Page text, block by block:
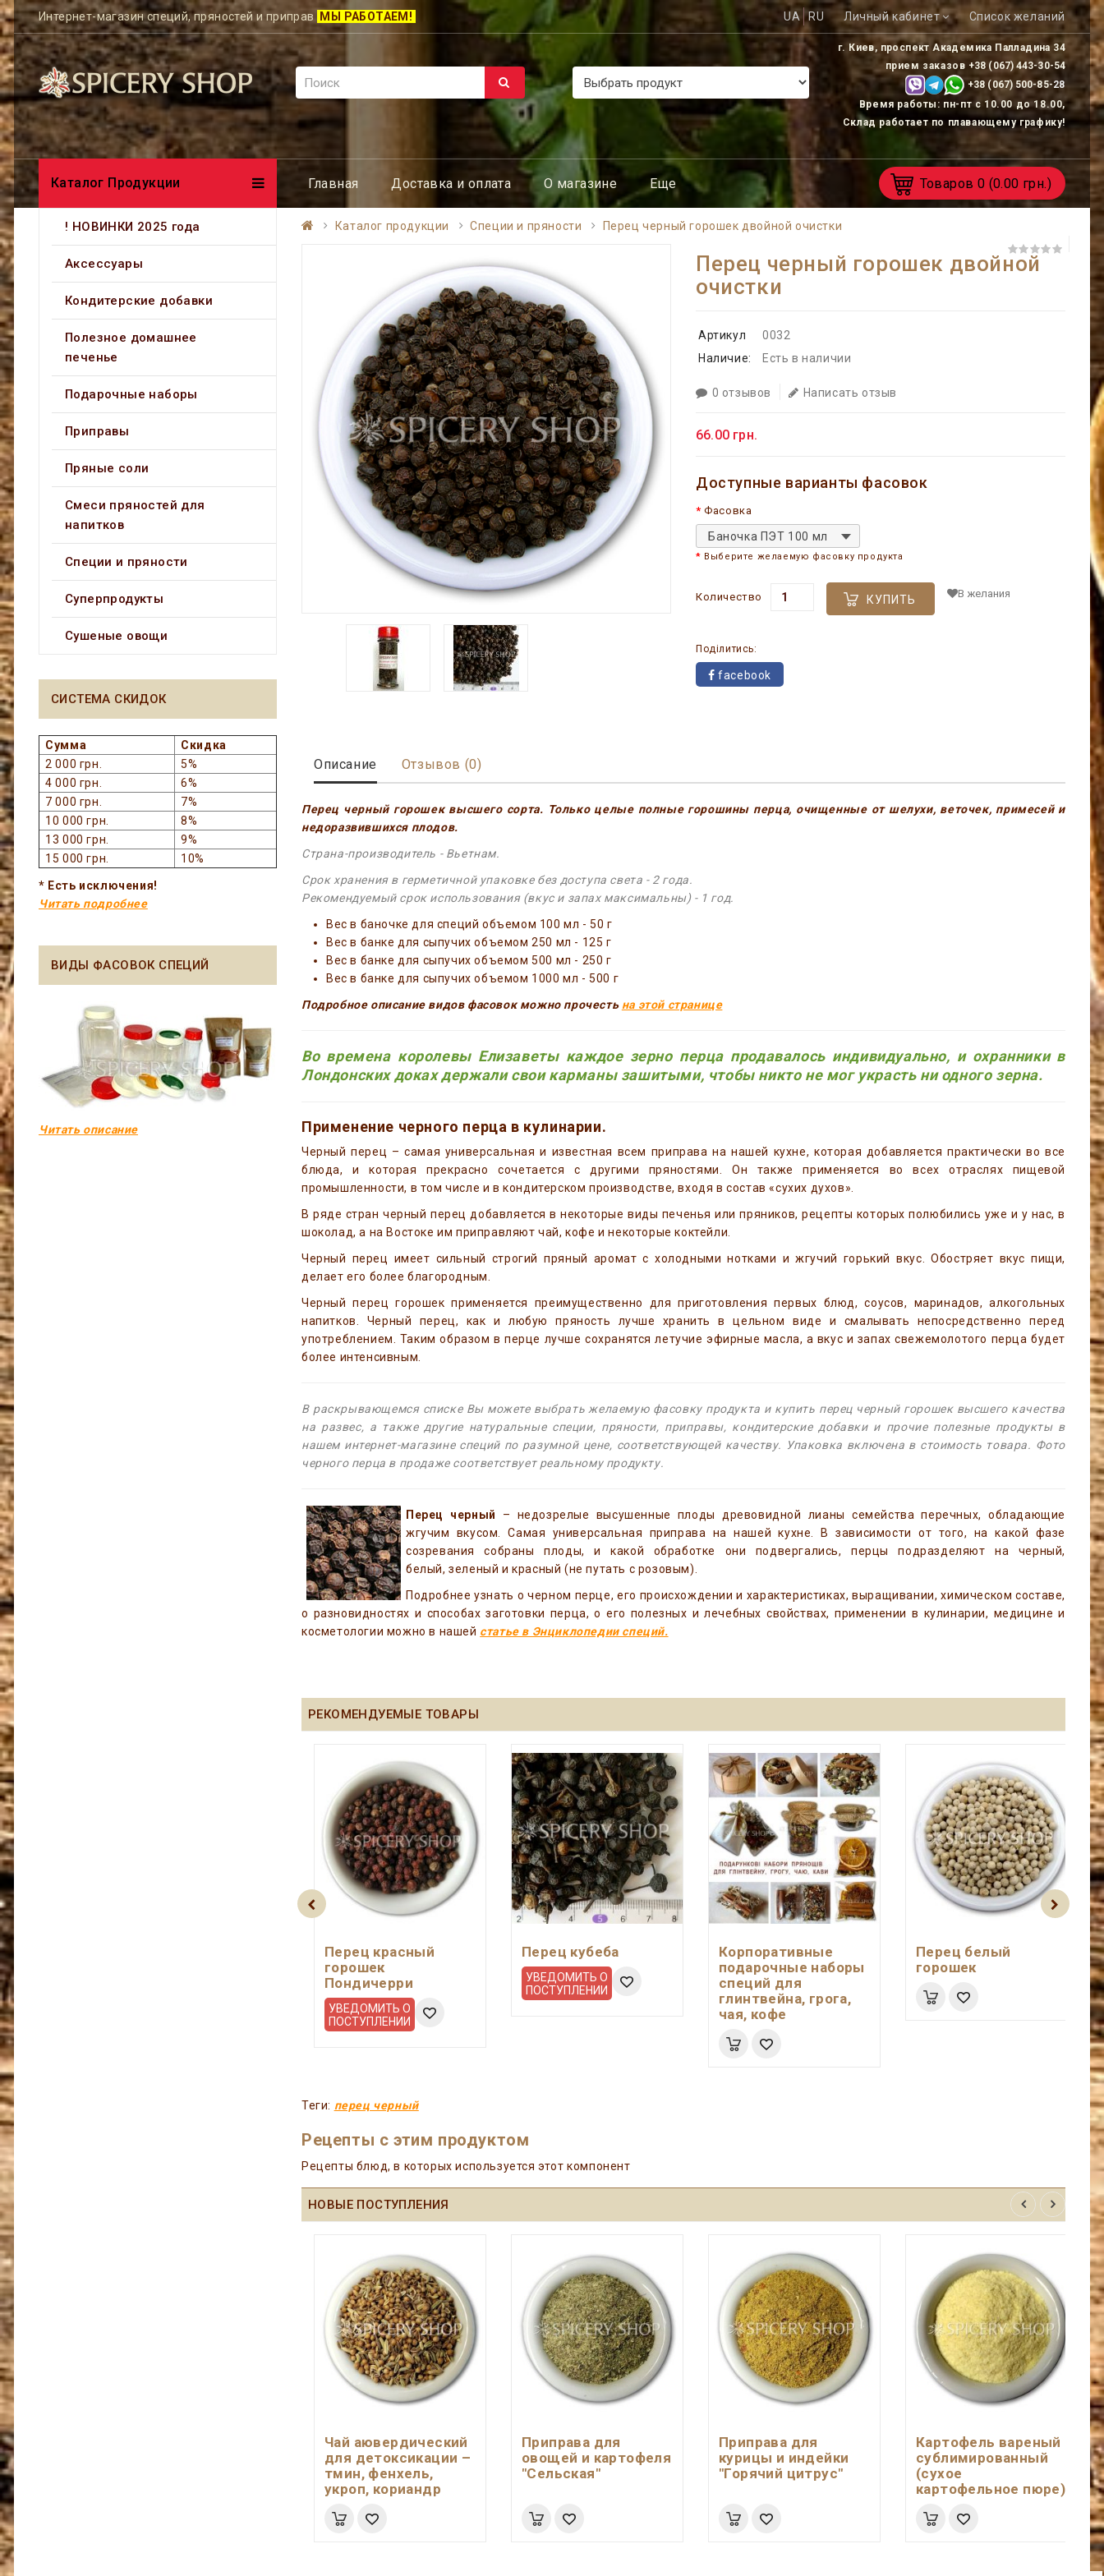
Интернет-магазин специй, пряностей и приправ МЫ РАБОТАЕМ! UA RU Личный кабинет Список желаний
г. Киев, проспект Академика Палладина 34
прием заказов +38 (067) 443-30-54
+38 (067) 500-85-28
Время работы: пн-пт с 10.00 до 18.00,
Склад работает по плавающему графику!
Товаров 0 (0.00 грн.)
Главная Доставка и оплата О магазине Еще
Каталог продукции Специи и пряности Перец черный горошек двойной очистки
Каталог Продукции
! НОВИНКИ 2025 года
Аксессуары
Кондитерские добавки
Полезное домашнее
печенье
Подарочные наборы
Приправы
Пряные соли
Смеси пряностей для
напитков
Специи и пряности
Суперпродукты
Сушеные овощи
СИСТЕМА СКИДОК
Сумма
Скидка
2 000 грн.
5%
4 000 грн.
6%
7 000 грн.
7%
10 000 грн.
8%
13 000 грн.
9%
15 000 грн.
10%
* Есть исключения!
Читать подробнее
ВИДЫ ФАСОВОК СПЕЦИЙ
Читать описание
Перец черный горошек двойной
очистки
Артикул
0032
Наличие:
Есть в наличии
0 отзывов Написать отзыв
66.00 грн.
Доступные варианты фасовок
Фасовка
Баночка ПЭТ 100 мл
Выберите желаемую фасовку продукта
Количество КУПИТЬ В желания
Поділитись:
facebook
Описание Отзывов (0)
Перец черный горошек высшего сорта. Только целые полные горошины перца, очищенные от шелухи, веточек, примесей и
недоразвившихся плодов.
Страна-производитель - Вьетнам.
Срок хранения в герметичной упаковке без доступа света - 2 года.
Рекомендуемый срок использования (вкус и запах максимальны) - 1 год.
Вес в баночке для специй объемом 100 мл - 50 г
Вес в банке для сыпучих объемом 250 мл - 125 г
Вес в банке для сыпучих объемом 500 мл - 250 г
Вес в банке для сыпучих объемом 1000 мл - 500 г
Подробное описание видов фасовок можно прочесть на этой странице
Во времена королевы Елизаветы каждое зерно перца продавалось индивидуально, и охранники в
Лондонских доках держали свои карманы зашитыми, чтобы никто не мог украсть ни одного зерна.
Применение черного перца в кулинарии.
Черный перец – самая универсальная и известная всем приправа на нашей кухне, которая добавляется практически во все
блюда, и которая прекрасно сочетается с другими пряностями. Он также применяется во всех отраслях пищевой
промышленности, в том числе и в кондитерском производстве, входя в состав «сухих духов».
В ряде стран черный перец добавляется в некоторые виды печенья или пряников, рецепты которых полюбились уже и у нас, в
шоколад, а на Востоке им приправляют чай, кофе и некоторые коктейли.
Черный перец имеет сильный строгий пряный аромат с холодными нотками и жгучий горький вкус. Обостряет вкус пищи,
делает его более благородным.
Черный перец горошек применяется преимущественно для приготовления первых блюд, соусов, маринадов, алкогольных
напитков. Черный перец, как и любую пряность лучше хранить в цельном виде и смалывать непосредственно перед
употреблением. Таким образом в перце лучше сохранятся летучие эфирные масла, а вкус и запах свежемолотого перца будет
более интенсивным.
В раскрывающемся списке Вы можете выбрать желаемую фасовку продукта и купить перец черный горошек высшего качества
на развес, а также другие натуральные специи, пряности, приправы, кондитерские добавки и прочие полезные продукты в
нашем интернет-магазине специй по разумной цене, соответствующей качеству. Упаковка включена в стоимость товара. Фото
черного перца в продаже соответствует реальному продукту.
Перец черный – недозрелые высушенные плоды древовидной лианы семейства перечных, обладающие
жгучим вкусом. Самая универсальная приправа на нашей кухне. В зависимости от того, на какой фазе
созревания собраны плоды, и какой обработке они подвергались, перцы подразделяют на черный,
белый, зеленый и красный (не путать с розовым).
Подробнее узнать о черном перце, его происхождении и характеристиках, выращивании, химическом составе,
о разновидностях и способах заготовки перца, о его полезных и лечебных свойствах, применении в кулинарии, медицине и
косметологии можно в нашей статье в Энциклопедии специй.
РЕКОМЕНДУЕМЫЕ ТОВАРЫ
Перец красный
горошек
Пондичерри
УВЕДОМИТЬ О
ПОСТУПЛЕНИИ
Перец кубеба
УВЕДОМИТЬ О
ПОСТУПЛЕНИИ
Корпоративные
подарочные наборы
специй для
глинтвейна, грога,
чая, кофе
Перец белый
горошек
Теги: перец черный
Рецепты с этим продуктом
Рецепты блюд, в которых используется этот компонент
НОВЫЕ ПОСТУПЛЕНИЯ
Чай аювердический
для детоксикации –
тмин, фенхель,
укроп, кориандр
Приправа для
овощей и картофеля
"Сельская"
Приправа для
курицы и индейки
"Горячий цитрус"
Картофель вареный
сублимированный
(сухое
картофельное пюре)